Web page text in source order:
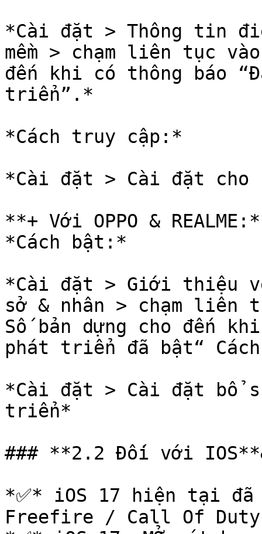
*Cài đặt > Thông tin
mềm > chạm liên tục
đến khi có thông báo
triển”.*
*Cách truy cập:*
*Cài đặt > Cài đặt
**+ Với OPPO &
*Cách bật:*
*Cài đặt > Giới thiệu
sở & nhân > chạm liên
Số bản dựng cho đến
phát triển đã bật“
*Cài đặt > Cài đặt bổ
triển*
### **2.2 Đối với
*✅* iOS 17 hiện tại đã
Freefire / Call Of